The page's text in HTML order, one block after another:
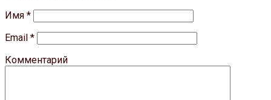
Имя *
Email *
Комментарий